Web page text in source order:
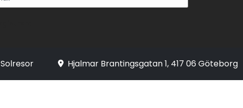
Solresor Hjalmar Brantingsgatan 1, 417 06 Göteborg